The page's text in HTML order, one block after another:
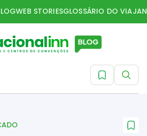
WEB STORIESGLOSSÁRIO DO